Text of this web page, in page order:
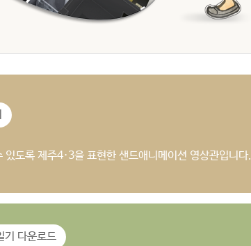
있도록 제주4·3을 표현한 샌드애니메이션 영상관입니다.
기 다운로드